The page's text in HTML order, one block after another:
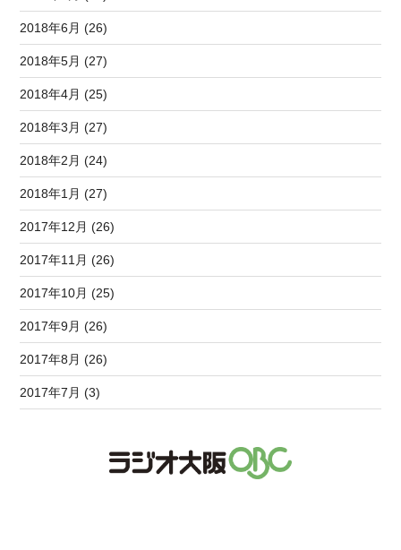
2018年6月 (26)
2018年5月 (27)
2018年4月 (25)
2018年3月 (27)
2018年2月 (24)
2018年1月 (27)
2017年12月 (26)
2017年11月 (26)
2017年10月 (25)
2017年9月 (26)
2017年8月 (26)
2017年7月 (3)